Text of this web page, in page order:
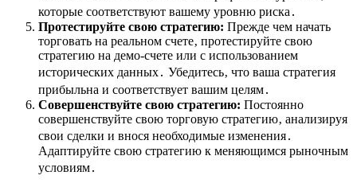
которые соответствуют вашему уровню риска․
Протестируйте свою стратегию: Прежде чем начать
торговать на реальном счете‚ протестируйте свою
стратегию на демо-счете или с использованием
исторических данных․ Убедитесь‚ что ваша стратегия
прибыльна и соответствует вашим целям․
Совершенствуйте свою стратегию: Постоянно
совершенствуйте свою торговую стратегию‚ анализируя
свои сделки и внося необходимые изменения․
Адаптируйте свою стратегию к меняющимся рыночным
условиям․